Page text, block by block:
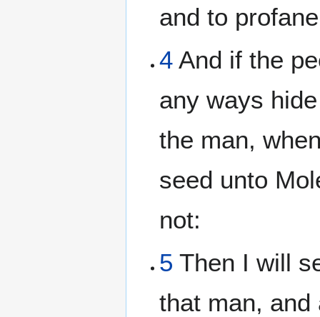
and to
4 And if the
any ways
the man,
seed unto
not:
5 Then I will
that man, and